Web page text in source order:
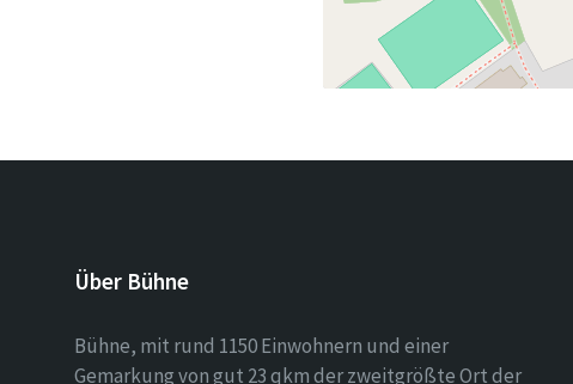
Über Bühne
Bühne, mit rund 1150 Einwohnern und einer
Gemarkung von gut 23 qkm der zweitgrößte Ort der